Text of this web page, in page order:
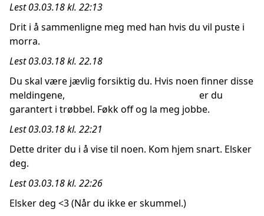
Lest 03.03.18 kl. 22:13
Drit i å sammenligne meg med han hvis du vil puste i
morra.
Lest 03.03.18 kl. 22.18
Du skal være jævlig forsiktig du. Hvis noen finner disse
meldingene, er du
garantert i trøbbel. Føkk off og la meg jobbe.
Lest 03.03.18 kl. 22:21
Dette driter du i å vise til noen. Kom hjem snart. Elsker
deg.
Lest 03.03.18 kl. 22:26
Elsker deg <3 (Når du ikke er skummel.)